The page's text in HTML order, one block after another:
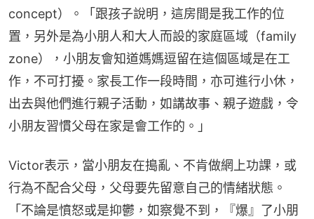
concept）。「跟孩子說明，這房間是我工作的位
置，另外是為小朋人和大人而設的家庭區域（family
zone），小朋友會知道媽媽逗留在這個區域是在工
作，不可打擾。家長工作一段時間，亦可進行小休，
出去與他們進行親子活動，如講故事、親子遊戲，令
小朋友習慣父母在家是會工作的。」
Victor表示，當小朋友在搗亂、不肯做網上功課，或
行為不配合父母，父母要先留意自己的情緒狀態。
「不論是憤怒或是抑鬱，如察覺不到，『爆』了小朋